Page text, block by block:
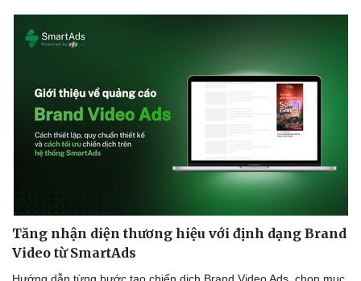
Du lịch
Tư vấn
Săn Tour
Podcast
Cửa sổ tình yêu
Kể chuyện cho bé
Hạt giống tâm hồn
Tăng nhận diện thương hiệu với định dạng Brand
Video từ SmartAds